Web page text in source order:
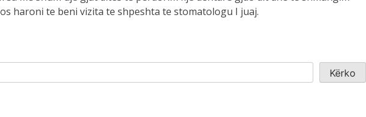
haroni te beni vizita te shpeshta te stomatologu I juaj.
Kërko